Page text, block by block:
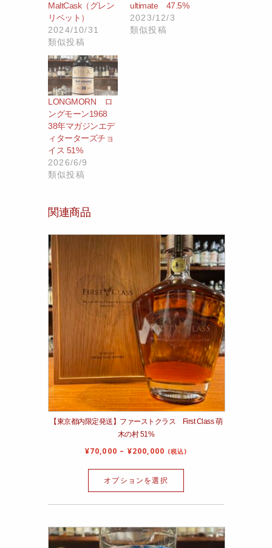
MaltCask（グレン
リベット）
2024/10/31
類似投稿
ultimate 47.5%
2023/12/3
類似投稿
LONGMORN ロ
ングモーン1968
38年マガジンエデ
ィターターズチョ
イス 51%
2026/6/9
類似投稿
関連商品
【東京都内限定発送】ファーストクラス First Class 萌
木の村 51%
¥70,000 – ¥200,000 (税込)
オプションを選択